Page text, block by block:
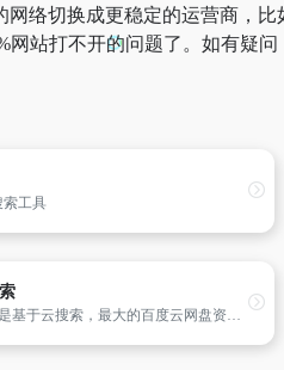
网络切换成更稳定的运营商，
网站打不开的问题了。如有疑
索工具
搜BaiDu盘是基于云搜索，最大的百度云网盘资源搜索中心，千万级数据量，让您一网打尽所有的网盘资源.